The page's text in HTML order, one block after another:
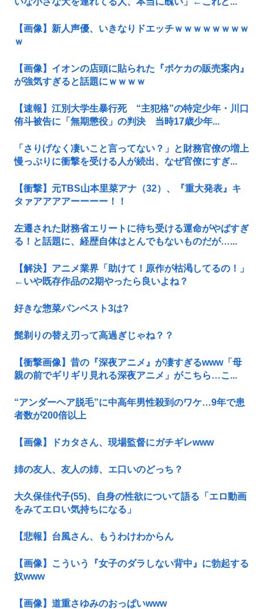
【画像】新人声優、いきなりドエッチｗｗｗｗｗｗｗｗ
ｗ
【画像】イオンの店頭に貼られた『ポケカの販売案内』
が強気すぎると話題にｗｗｗｗ
【速報】江別大学生暴行死 “主犯格”の特定少年・川口
侑斗被告に「無期懲役」の判決 当時17歳少年...
「さりげなく凄いこと言ってない？」と財務官僚の増上
慢っぷりに衝撃を受ける人が続出、なぜ官僚にすぎ...
【衝撃】元TBS山本里菜アナ（32）、『重大発表』キ
タァアアアアーーーー！！
左遷された財務省エリートに待ち受ける運命がやばすぎ
る！と話題に、経歴自体はとんでもないものだが…...
【解決】アニメ業界「助けて！原作が枯渇してるの！」
←いや既存作品の2期やったら良いよね？
好きな惣菜パンベスト3は?
髭剃りの替え刃って高過ぎじゃね？？
【衝撃画像】昔の『深夜アニメ』が凄すぎるwww「母
親の前でギリギリ見れる深夜アニメ」がこちら…こ...
“アンダーヘア脱毛”に中高年男性殺到のワケ…9年で患
者数が200倍以上
【画像】ドカタさん、現場監督にガチギレwww
姉の友人、友人の姉、エ口いのどっち？
大久保佳代子(55)、自身の性欲について語る「エロ動画
をみてエロい気持ちになる」
【悲報】台風さん、もうわけわからん
【画像】こういう『女子のダラしない背中』に勃起する
奴www
【画像】道重さゆみのおっぱいwww